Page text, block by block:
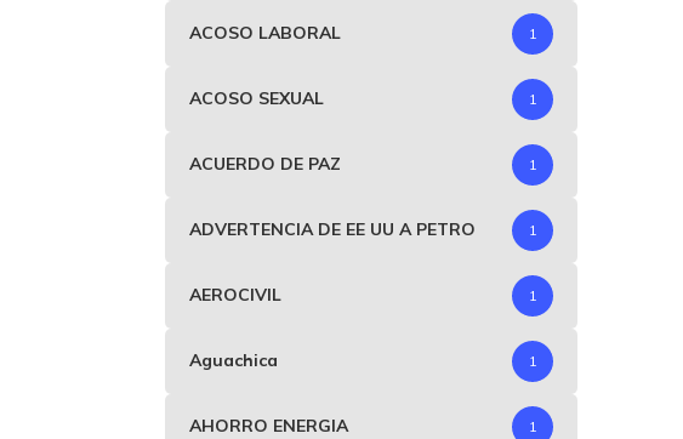
ACOSO LABORAL 1
ACOSO SEXUAL 1
ACUERDO DE PAZ 1
ADVERTENCIA DE EE UU A PETRO 1
AEROCIVIL 1
Aguachica 1
AHORRO ENERGIA 1